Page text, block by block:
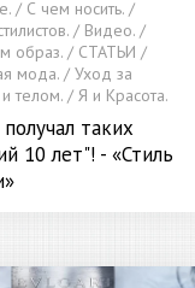
/ С чем носить. /
/ Видео. /
образ. / СТАТЬИ /
мода. / Уход за
телом. / Я и Красота.
таких
10 лет"! - «Стиль